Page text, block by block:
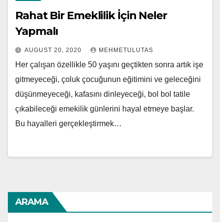
Rahat Bir Emeklilik İçin Neler
Yapmalı
AUGUST 20, 2020 MEHMETULUTAS
Her çalışan özellikle 50 yaşını geçtikten sonra artık işe
gitmeyeceği, çoluk çocuğunun eğitimini ve geleceğini
düşünmeyeceği, kafasını dinleyeceği, bol bol tatile
çıkabileceği emekilik günlerini hayal etmeye başlar.
Bu hayalleri gerçekleştirmek…
ARAMA